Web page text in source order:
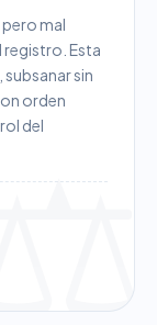
mal
Esta
sin
orden
del